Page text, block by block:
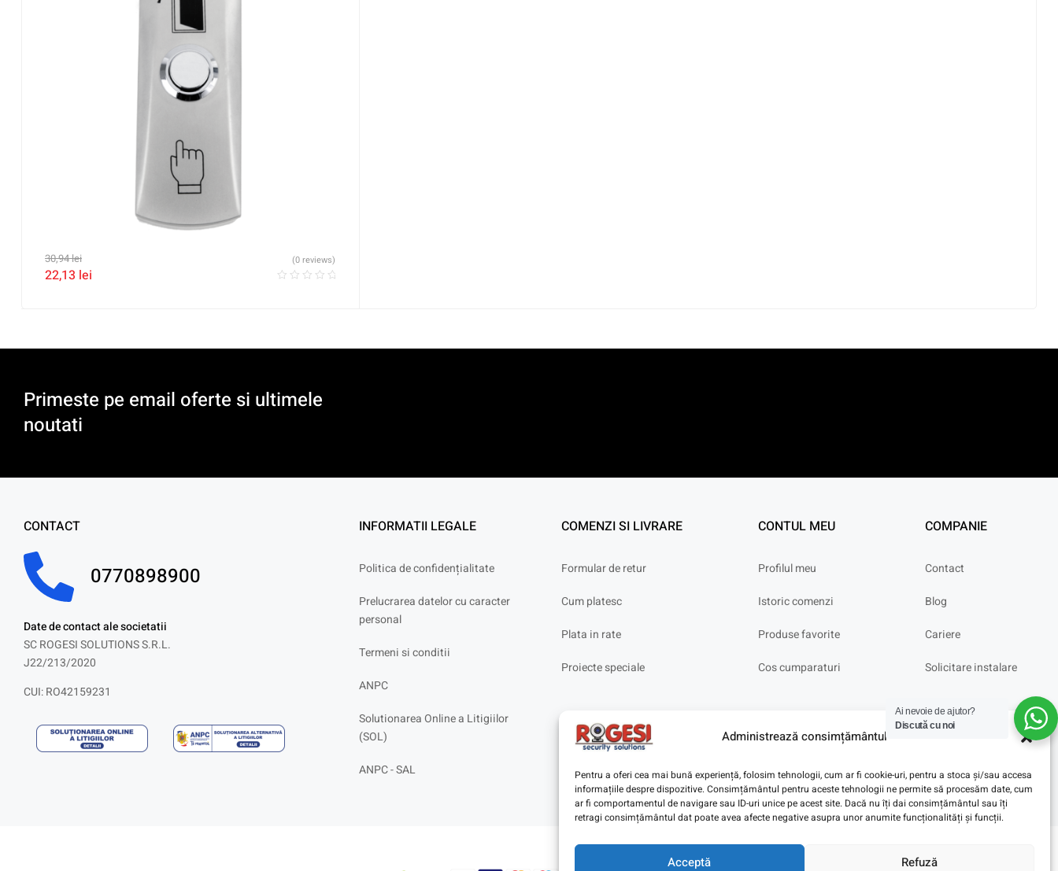
Administrează consimțământul
Pentru a oferi cea mai bună experiență, folosim tehnologii, cum ar fi cookie-uri, pentru a stoca și/sau accesa
informațiile despre dispozitive. Consimțământul pentru aceste tehnologii ne permite să procesăm date, cum
ar fi comportamentul de navigare sau ID-uri unice pe acest site. Dacă nu îți dai consimțământul sau îți
retragi consimțământul dat poate avea afecte negative asupra unor anumite funcționalități și funcții.
Acceptă Refuză
30,94lei
22,13 lei
(0 reviews)
Primeste pe email oferte si ultimele
noutati
CONTACT
0770898900
Date de contact ale societatii
SC ROGESI SOLUTIONS S.R.L.
J22/213/2020
CUI: RO42159231
INFORMATII LEGALE
Politica de confidențialitate
Prelucrarea datelor cu caracter
personal
Termeni si conditii
ANPC
Solutionarea Online a Litigiilor
(SOL)
ANPC - SAL
COMENZI SI LIVRARE
Formular de retur
Cum platesc
Plata in rate
Proiecte speciale
CONTUL MEU
Profilul meu
Istoric comenzi
Produse favorite
Cos cumparaturi
COMPANIE
Contact
Blog
Cariere
Solicitare instalare
Ai nevoie de ajutor?
Discută cu noi